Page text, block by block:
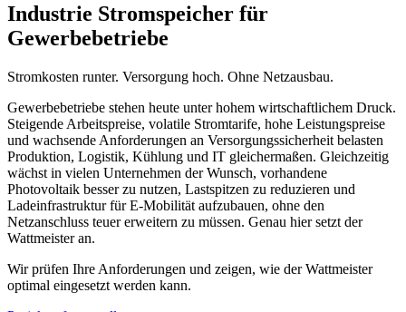
Industrie Stromspeicher für
Gewerbebetriebe
Stromkosten runter. Versorgung hoch. Ohne Netzausbau.
Gewerbebetriebe stehen heute unter hohem wirtschaftlichem Druck.
Steigende Arbeitspreise, volatile Stromtarife, hohe Leistungspreise
und wachsende Anforderungen an Versorgungssicherheit belasten
Produktion, Logistik, Kühlung und IT gleichermaßen. Gleichzeitig
wächst in vielen Unternehmen der Wunsch, vorhandene
Photovoltaik besser zu nutzen, Lastspitzen zu reduzieren und
Ladeinfrastruktur für E-Mobilität aufzubauen, ohne den
Netzanschluss teuer erweitern zu müssen. Genau hier setzt der
Wattmeister an.
Wir prüfen Ihre Anforderungen und zeigen, wie der Wattmeister
optimal eingesetzt werden kann.